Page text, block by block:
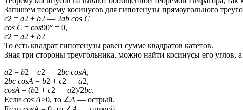
Запишем теорему косинусов для гипотенузы прямоугольного
c2 = a2 + b2 — 2ab cos C
cos C = cos⁡90° = 0,
c2 = a2 + b2
То есть квадрат гипотенузы равен сумме квадратов катетов.
Зная три стороны треугольника, можно найти косинусы его углов,
a2 = b2 + c2 — 2bc cosA,
2bc cosA = b2 + c2 — a2,
cosA = (b2 + c2 — a2)/2bc.
Если cos A>0, то ∠A — острый.